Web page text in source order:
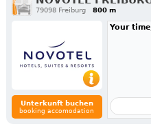
79098 Freiburg 800 m
Unterkunft buchen
booking accomodation
Your